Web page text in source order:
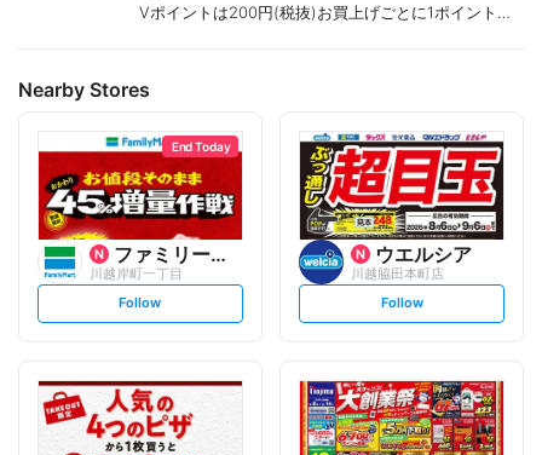
Vポイントは200円(税抜)お買上げごとに1ポイント進
Nearby Stores
End Today
ファミリーマート
川越岸町一丁目
s
t
l
o
w
Follow
ウエルシア
川越脇田本町店
s
t
l
o
w
Follow